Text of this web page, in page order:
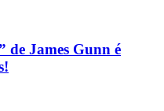
de James Gunn é